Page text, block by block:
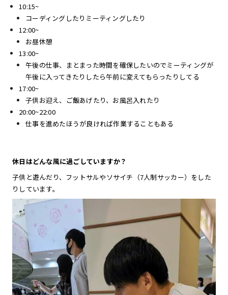
10:15~
コーディングしたりミーティングしたり
12:00~
お昼休憩
13:00~
午後の仕事、まとまった時間を確保したいのでミーティングが
午後に入ってきたりしたら午前に変えてもらったりしてる
17:00~
子供お迎え、ご飯あげたり、お風呂入れたり
20:00~22:00
仕事を進めたほうが良ければ作業することもある
休日はどんな風に過ごしていますか？
子供と遊んだり、フットサルやソサイチ（7人制サッカー）をした
りしています。